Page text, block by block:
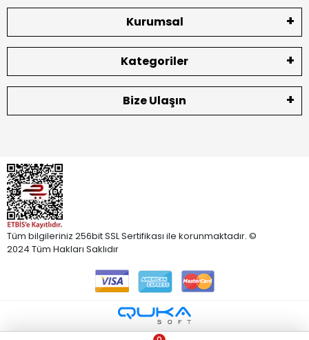
Kurumsal
Kategoriler
Bize Ulaşın
Tüm bilgileriniz 256bit SSL Sertifikası ile korunmaktadır. ©
2024 Tüm Hakları Saklıdır